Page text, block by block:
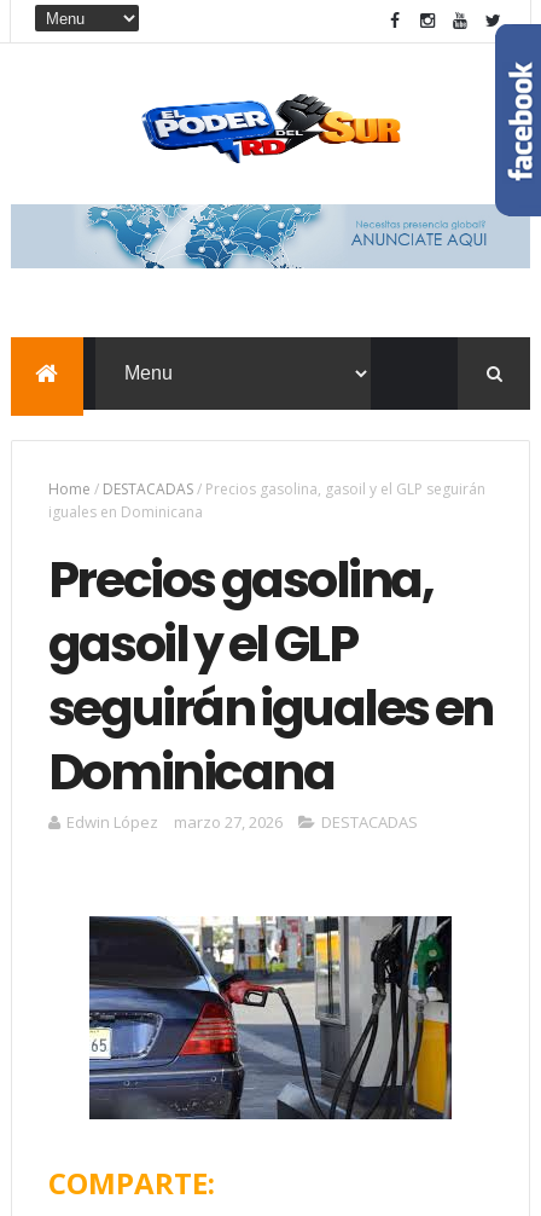
Home / DESTACADAS/ Precios gasolina, gasoil y el GLP seguirán
iguales en Dominicana
Precios gasolina,
gasoil y el GLP
seguirán iguales en
Dominicana
Edwin López marzo 27, 2026 DESTACADAS
COMPARTE: